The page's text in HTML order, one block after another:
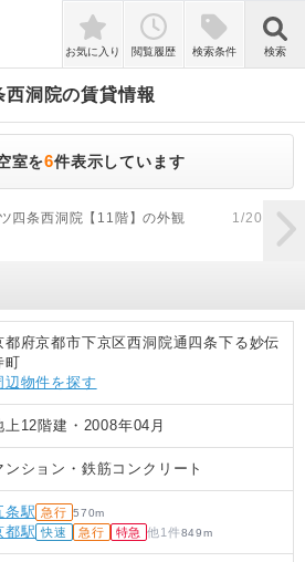
検索
お気に入り 閲覧履歴 検索条件 検索
西洞院の賃貸情報
室を6件表示しています
zoom_in
四条西洞院【11階】の外観 1/20
都府京都市下京区西洞院通四条下る妙伝
町
辺物件を探す
上12階建 ・ 2008年04月
ンション ・ 鉄筋コンクリート
条駅 急行 570m
都駅 快速 急行 特急 他1 件849m